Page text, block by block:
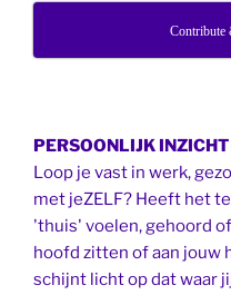
Contribute
PERSOONLIJK INZICHT
Loop je vast in werk,
met jeZELF? Heeft het
'thuis' voelen, gehoord
hoofd zitten of aan jouw
schijnt licht op dat waar